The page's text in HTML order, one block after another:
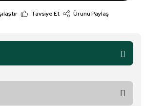
Tavsiye Et Ürünü Paylaş